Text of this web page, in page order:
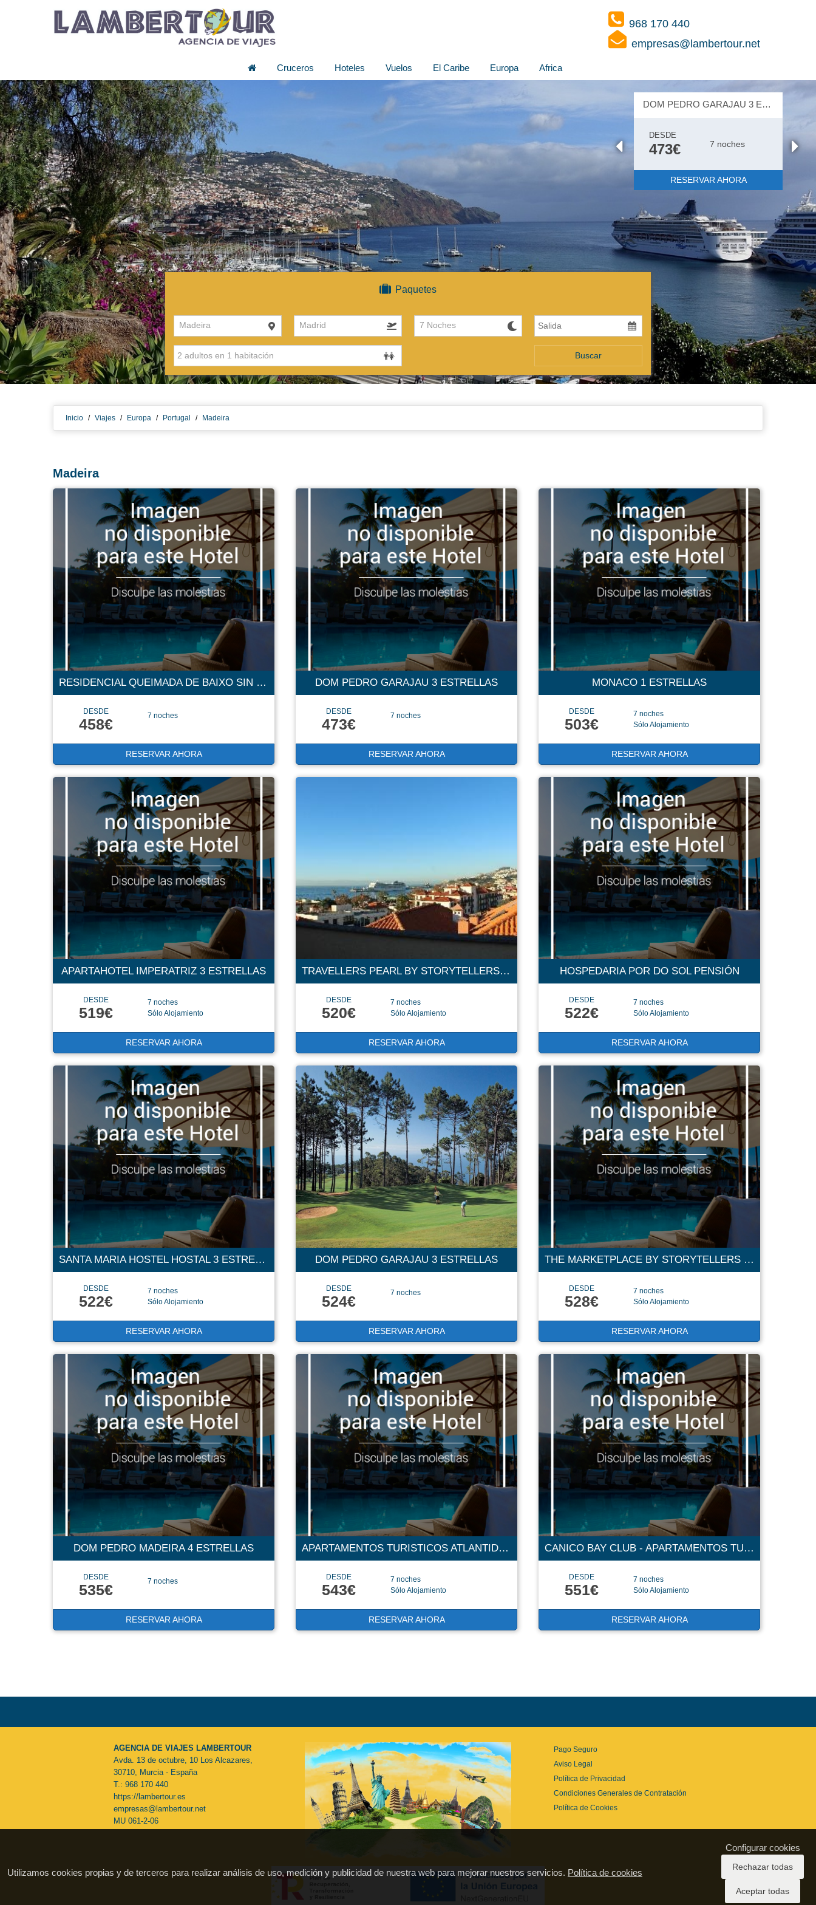
968 170 440
empresas@lambertour.net
Cruceros Hoteles Vuelos El Caribe Europa Africa
Utilizamos cookies propias y de terceros para realizar análisis de uso, medición y publicidad de nuestra web para mejorar nuestros servicios. Política de cookies
Configurar cookies
Rechazar todas
Aceptar todas
DOM PEDRO GARAJAU 3 ESTRELLAS
DESDE
473€ 7 noches
RESERVAR AHORA
Paquetes
Madeira Madrid 7 Noches
Buscar
Inicio / Viajes / Europa / Portugal / Madeira
Madeira
RESIDENCIAL QUEIMADA DE BAIXO SIN CATEGORÍA CONFIRMADA
DESDE
458€ 7 noches
RESERVAR AHORA
DOM PEDRO GARAJAU 3 ESTRELLAS
DESDE
473€ 7 noches
RESERVAR AHORA
MONACO 1 ESTRELLAS
DESDE
503€
7 noches
Sólo Alojamiento
RESERVAR AHORA
APARTAHOTEL IMPERATRIZ 3 ESTRELLAS
DESDE
519€
7 noches
Sólo Alojamiento
RESERVAR AHORA
TRAVELLERS PEARL BY STORYTELLERS 4 ESTRELLAS
DESDE
520€
7 noches
Sólo Alojamiento
RESERVAR AHORA
HOSPEDARIA POR DO SOL PENSIÓN
DESDE
522€
7 noches
Sólo Alojamiento
RESERVAR AHORA
SANTA MARIA HOSTEL HOSTAL 3 ESTRELLAS
DESDE
522€
7 noches
Sólo Alojamiento
RESERVAR AHORA
DOM PEDRO GARAJAU 3 ESTRELLAS
DESDE
524€ 7 noches
RESERVAR AHORA
THE MARKETPLACE BY STORYTELLERS 4 ESTRELLAS
DESDE
528€
7 noches
Sólo Alojamiento
RESERVAR AHORA
DOM PEDRO MADEIRA 4 ESTRELLAS
DESDE
535€ 7 noches
RESERVAR AHORA
APARTAMENTOS TURISTICOS ATLANTIDA 4 ESTRELLAS
DESDE
543€
7 noches
Sólo Alojamiento
RESERVAR AHORA
CANICO BAY CLUB - APARTAMENTOS TURISTICOS 4 ESTRELLAS
DESDE
551€
7 noches
Sólo Alojamiento
RESERVAR AHORA
AGENCIA DE VIAJES LAMBERTOUR
Avda. 13 de octubre, 10 Los Alcazares,
30710, Murcia - España
T.: 968 170 440
https://lambertour.es
empresas@lambertour.net
MU 061-2-06
Pago Seguro
Aviso Legal
Política de Privacidad
Condiciones Generales de Contratación
Política de Cookies